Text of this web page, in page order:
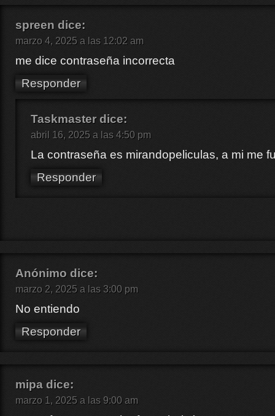
spreen dice:
marzo 4, 2025 a las 12:02 am
me dice contraseña incorrecta
Responder
Taskmaster dice:
abril 16, 2025 a las 4:50 pm
La contraseña es mirandopeliculas, a mi me
Responder
Anónimo dice:
marzo 2, 2025 a las 3:00 pm
No entiendo
Responder
mipa dice:
marzo 1, 2025 a las 9:00 am